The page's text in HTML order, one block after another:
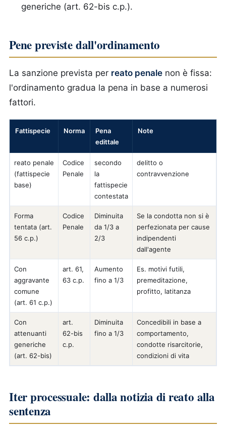
generiche (art. 62-bis c.p.).
Pene previste dall'ordinamento
La sanzione prevista per reato penale non è fissa:
l'ordinamento gradua la pena in base a numerosi
fattori.
Fattispecie Norma
Pena
edittale
Note
reato penale
(fattispecie
base)
Codice
Penale
secondo
la
fattispecie
contestata
delitto o
contravvenzione
Forma
tentata (art.
56 c.p.)
Codice
Penale
Diminuita
da 1/3 a
2/3
Se la condotta non si è
perfezionata per cause
indipendenti
dall'agente
Con
aggravante
comune
(art. 61 c.p.)
art. 61,
63 c.p.
Aumento
fino a 1/3
Es. motivi futili,
premeditazione,
profitto, latitanza
Con
attenuanti
generiche
(art. 62-bis)
art.
62-bis
c.p.
Diminuita
fino a 1/3
Concedibili in base a
comportamento,
condotte risarcitorie,
condizioni di vita
Iter processuale: dalla notizia di reato alla
sentenza